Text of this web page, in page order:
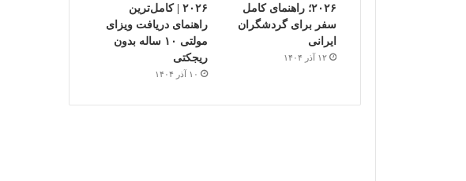
۲۰۲۶؛ راهنمای کامل
سفر برای گردشگران
ایرانی
۱۲ آذر ۱۴۰۴
۲۰۲۶ | کامل‌ترین
راهنمای دریافت ویزای
مولتی ۱۰ ساله بدون
ریجکتی
۱۰ آذر ۱۴۰۴